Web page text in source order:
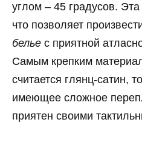
углом – 45 градусов.
что позволяет
белье с приятной
Самым крепким
считается глянц-сатин,
имеющее сложное
приятен своими